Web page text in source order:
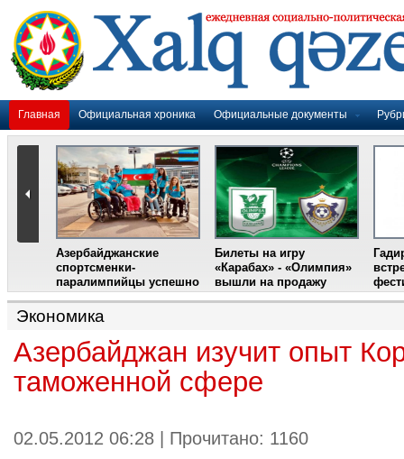
Главная Официальная хроника Официальные документы
Азербайджанские
спортсменки-
паралимпийцы успешно
выступили на III
Международном
фестивале парашютного
спорта
Билеты на игру
«Карабах» - «Олимпия»
вышли на продажу
Экономика
Азербайджан изучит опыт
таможенной сфере
02.05.2012 06:28 | Прочитано: 1160